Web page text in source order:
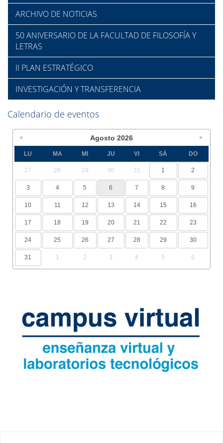
ARCHIVO DE NOTICIAS
50 ANIVERSARIO DE LA FACULTAD DE FILOSOFÍA Y
LETRAS
II PLAN ESTRATÉGICO
INVESTIGACIÓN Y TRANSFERENCIA
Calendario de eventos
Agosto 2026
LU MA MI JU VI SÁ DO
27 28 29 30 31 1 2
3 4 5 6 7 8 9
10 11 12 13 14 15 16
17 18 19 20 21 22 23
24 25 26 27 28 29 30
31 1 2 3 4 5 6